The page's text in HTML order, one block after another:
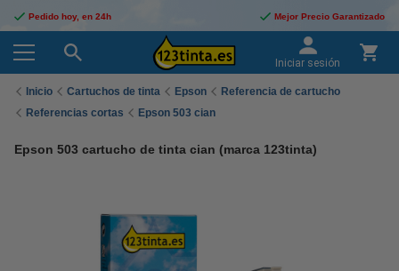
Pedido hoy, en 24h Mejor Precio Garantizado
Iniciar sesión
Inicio Cartuchos de tinta Epson
Referencia de cartucho
Referencias cortas
Epson 503 cian
Epson 503 cartucho de tinta cian (marca 123tinta)